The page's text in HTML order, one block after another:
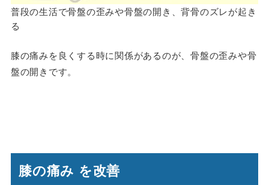
普段の生活で骨盤の歪みや骨盤の開き、背骨のズレが起き
る
膝の痛みを良くする時に関係があるのが、骨盤の歪みや骨
盤の開きです。
膝の痛み を改善